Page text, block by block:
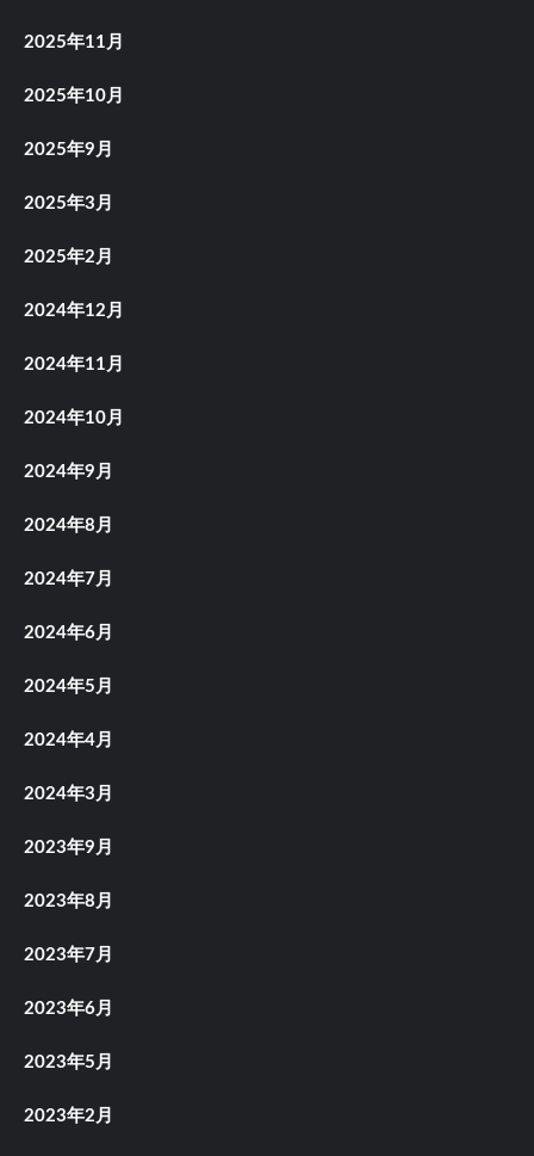
2025年11月
2025年10月
2025年9月
2025年3月
2025年2月
2024年12月
2024年11月
2024年10月
2024年9月
2024年8月
2024年7月
2024年6月
2024年5月
2024年4月
2024年3月
2023年9月
2023年8月
2023年7月
2023年6月
2023年5月
2023年2月